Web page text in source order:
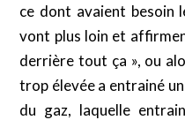
ce dont avaient besoin
vont plus loin et
derrière tout ça », ou
trop élevée a entrainé
du gaz, laquelle